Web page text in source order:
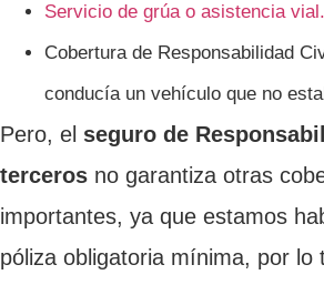
Servicio de grúa o asistencia vial.
Cobertura de Responsabilidad
conducía un vehículo que no
Pero, el seguro de
terceros no garantiza otras
importantes, ya que estamos
póliza obligatoria mínima, por lo